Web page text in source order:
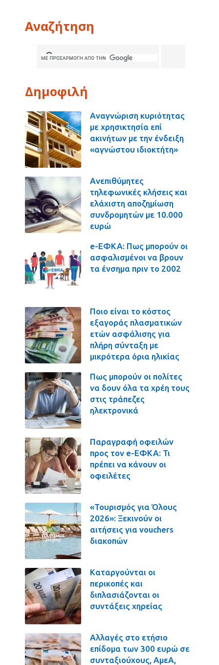
Αναζήτηση
Δημοφιλή
Αναγνώριση κυριότητας
με χρησικτησία επί
ακινήτων με την ένδειξη
«αγνώστου ιδιοκτήτη»
Ανεπιθύμητες
τηλεφωνικές κλήσεις και
ελάχιστη αποζημίωση
συνδρομητών με 10.000
ευρώ
e-ΕΦΚΑ: Πως μπορούν οι
ασφαλισμένοι να βρουν
τα ένσημα πριν το 2002
Ποιο είναι το κόστος
εξαγοράς πλασματικών
ετών ασφάλισης για
πλήρη σύνταξη με
μικρότερα όρια ηλικίας
Πως μπορούν οι πολίτες
να δουν όλα τα χρέη τους
στις τράπεζες
ηλεκτρονικά
Παραγραφή οφειλών
προς τον e-ΕΦΚΑ: Τι
πρέπει να κάνουν οι
οφειλέτες
«Τουρισμός για Όλους
2026»: Ξεκινούν οι
αιτήσεις για vouchers
διακοπών
Καταργούνται οι
περικοπές και
διπλασιάζονται οι
συντάξεις χηρείας
Αλλαγές στο ετήσιο
επίδομα των 300 ευρώ σε
συνταξιούχους, ΑμεΑ,